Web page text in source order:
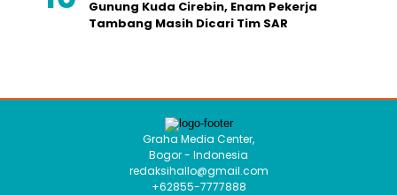
Gunung Kuda Cirebin, Enam Pekerja
Tambang Masih Dicari Tim SAR
Graha Media Center,
Bogor - Indonesia
redaksihallo@gmail.com
+62855-7777888